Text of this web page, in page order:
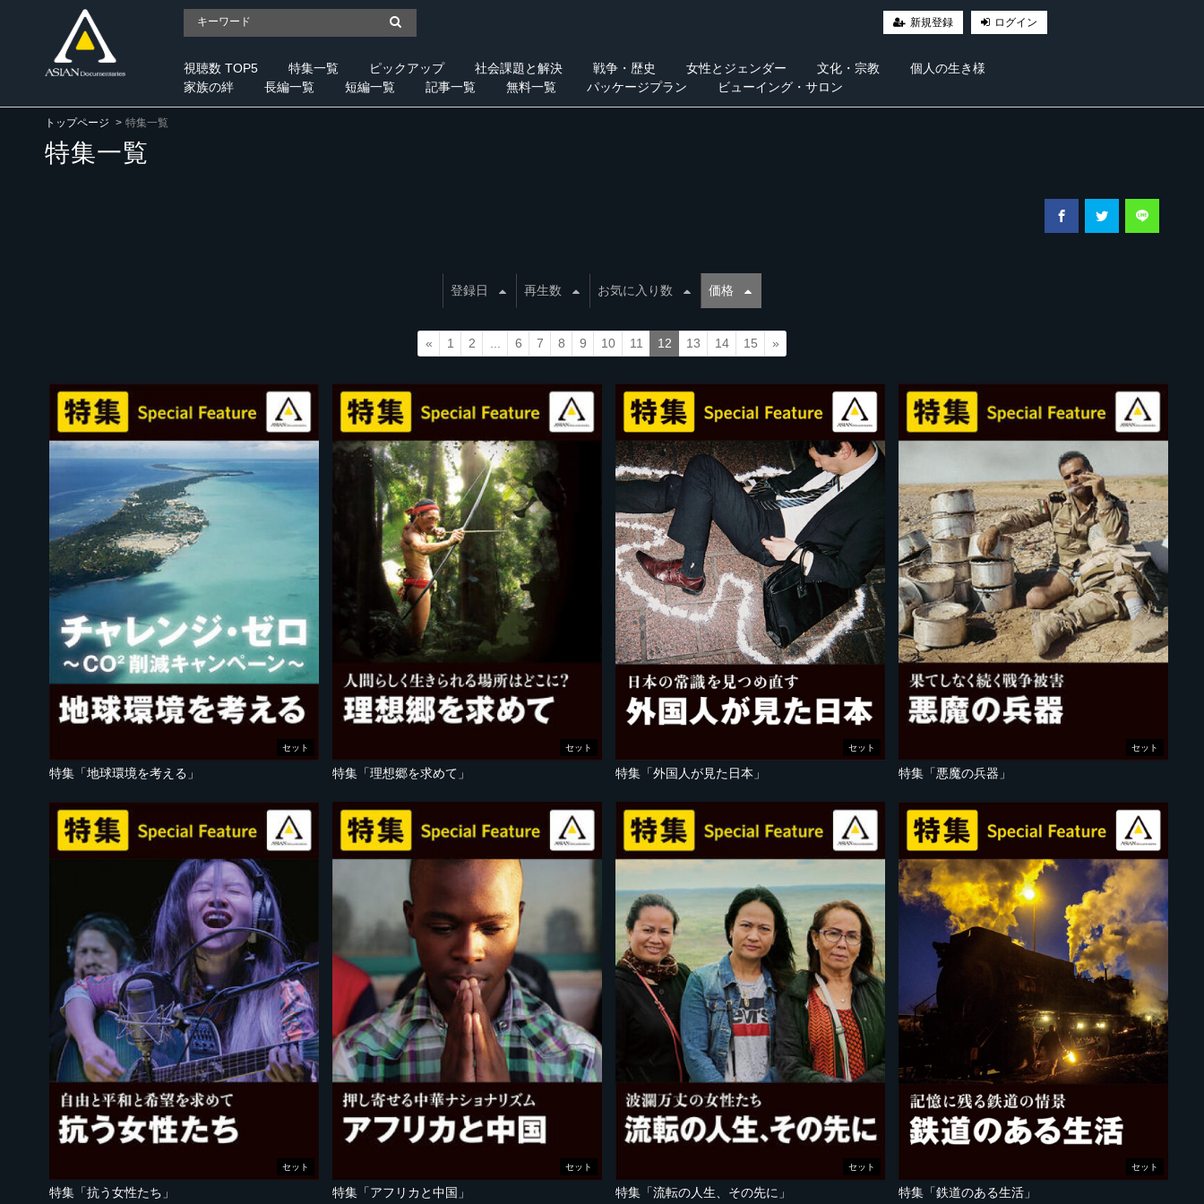
新規登録 ログイン
視聴数 TOP5 特集一覧 ピックアップ 社会課題と解決 戦争・歴史 女性とジェンダー 文化・宗教
個人の生き様
家族の絆
長編一覧 短編一覧 記事一覧 無料一覧 パッケージプラン ビューイング・サロン
トップページ 特集一覧
特集一覧
登録日 再生数 お気に入り数 価格
« 1 2 6 7 8 9 10 11 12 13 14 15 »
セット
特集「地球環境を考える」
セット
特集「理想郷を求めて」
セット
特集「外国人が見た日本」
セット
特集「悪魔の兵器」
セット
特集「抗う女性たち」
セット
特集「アフリカと中国」
セット
特集「流転の人生、その先に」
セット
特集「鉄道のある生活」